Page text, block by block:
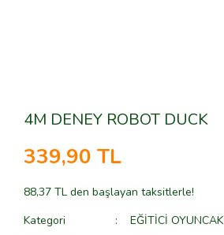
4M DENEY ROBOT DUCK
339,90 TL
88,37 TL den başlayan taksitlerle!
Kategori
EĞİTİCİ OYUNCAK